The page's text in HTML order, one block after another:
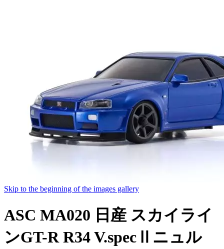
Skip to the beginning of the images gallery
ASC MA020 日産 スカイライ
ンGT-R R34 V.specⅡニュル